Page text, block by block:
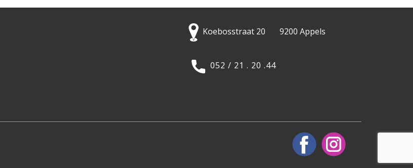
Koebosstraat 20 9200 Appels
052 / 21 . 20 .44